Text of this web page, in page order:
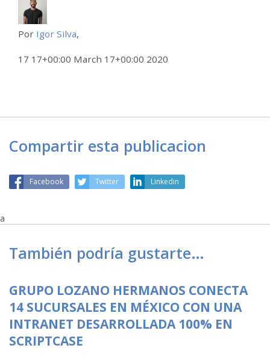
Por Igor Silva,
17 17+00:00 March 17+00:00 2020
Compartir esta publicacion
Facebook Twitter Linkedin
a
También podría gustarte…
GRUPO LOZANO HERMANOS CONECTA
14 SUCURSALES EN MÉXICO CON UNA
INTRANET DESARROLLADA 100% EN
SCRIPTCASE